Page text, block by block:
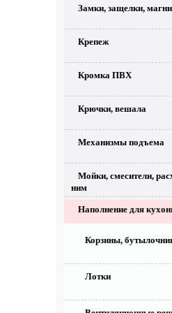
Замки, защелки,
Крепеж
Кромка ПВХ
Крючки, вешала
Механизмы подъема
Мойки, смесители,
ним
Наполнение для
Корзины,
Лотки